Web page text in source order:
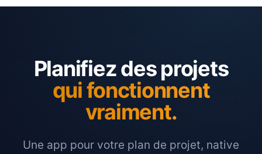
Planifiez des projets
qui fonctionnent
vraiment.
Une app pour votre plan de projet, native